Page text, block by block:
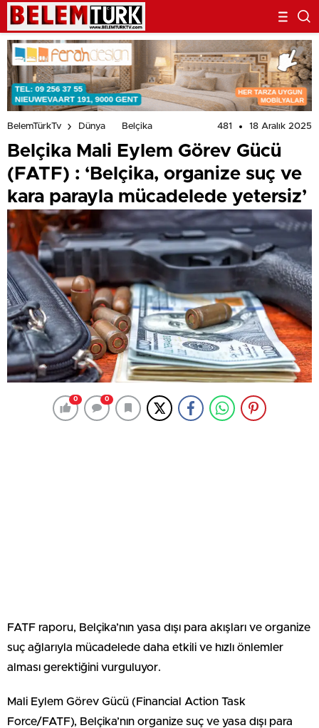
BelemTürkTv Dünya Belçika 481 18 Aralık 2025
Belçika Mali Eylem Görev Gücü
(FATF) : ‘Belçika, organize suç ve
kara parayla mücadelede yetersiz’
0 0
FATF raporu, Belçika’nın yasa dışı para akışları ve organize
suç ağlarıyla mücadelede daha etkili ve hızlı önlemler
alması gerektiğini vurguluyor.
Mali Eylem Görev Gücü (Financial Action Task
Force/FATF), Belçika’nın organize suç ve yasa dışı para